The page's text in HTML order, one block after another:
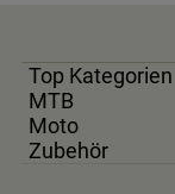
Top Kategorien
MTB
Moto
Zubehör